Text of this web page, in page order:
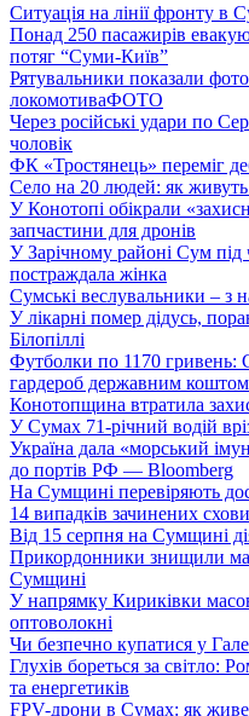
Ситуація на лінії фронту в
Понад 250 пасажирів
потяг “Суми-Київ”
Рятувальники показали
локомотиваФОТО
Через російські удари по
чоловік
ФК «Тростянець» переміг
Село на 20 людей: як
У Конотопі обікрали
запчастини для дронів
У Зарічному районі Сум
постраждала жінка
Сумські веслувальники – з
У лікарні помер дідусь,
Білопіллі
Футболки по 1170
гардероб державним
Конотопщина втратила
У Сумах 71-річний водій
Україна дала «морський
до портів РФ — Bloomberg
На Сумщині перевіряють
14 випадків зачинених
Від 15 серпня на Сумщині
Прикордонники знищили
Сумщині
У напрямку Кириківки
оптоволокні
Чи безпечно купатися у
Глухів бореться за світло:
та енергетиків
FPV-дрони в Сумах: як